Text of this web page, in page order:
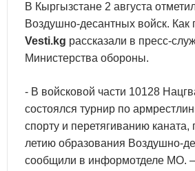
В Кыргызстане 2 августа
Воздушно-десантных войск. Как
Vesti.kg рассказали в пресс-
Министерства обороны.
- В войсковой части 10128
состоялся турнир по
спорту и перетягиванию
летию образования Воздушно-
сообщили в информотделе МО.